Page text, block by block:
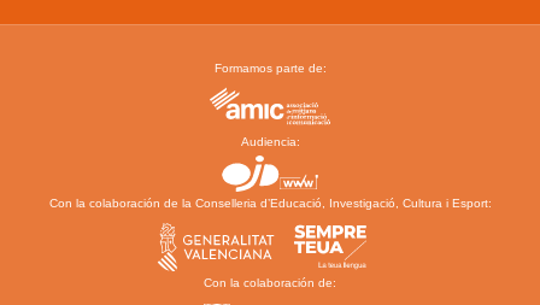
Formamos parte de:
Audiencia:
Con la colaboración de la Conselleria d’Educació, Investigació, Cultura i Esport:
Con la colaboración de: